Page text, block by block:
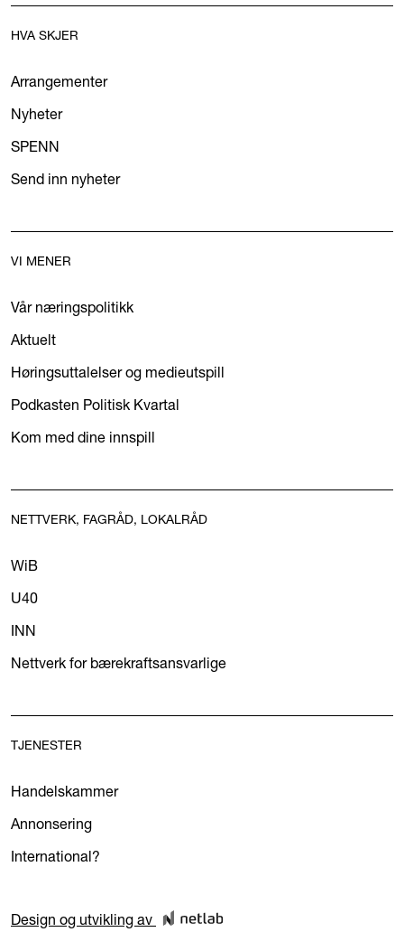
HVA SKJER
Arrangementer
Nyheter
SPENN
Send inn nyheter
VI MENER
Vår næringspolitikk
Aktuelt
Høringsuttalelser og medieutspill
Podkasten Politisk Kvartal
Kom med dine innspill
NETTVERK, FAGRÅD, LOKALRÅD
WiB
U40
INN
Nettverk for bærekraftsansvarlige
TJENESTER
Handelskammer
Annonsering
International?
Design og utvikling av